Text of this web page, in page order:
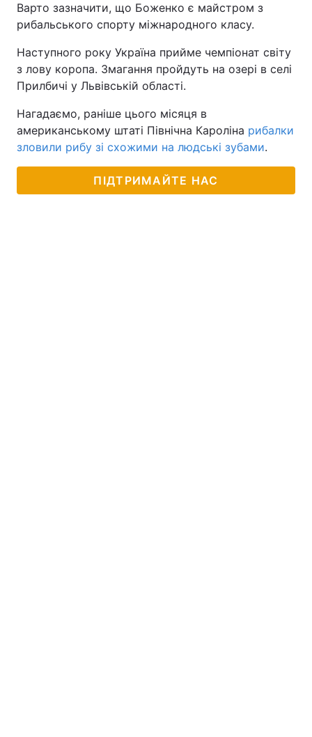
Варто зазначити, що Боженко є майстром з
рибальського спорту міжнародного класу.
Наступного року Україна прийме чемпіонат світу
з лову коропа. Змагання пройдуть на озері в селі
Прилбичі у Львівській області.
Нагадаємо, раніше цього місяця в
американському штаті Північна Кароліна рибалки
зловили рибу зі схожими на людські зубами.
ПІДТРИМАЙТЕ НАС